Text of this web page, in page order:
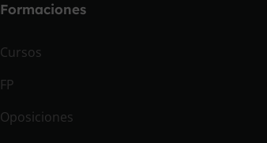
Formaciones
Cursos
FP
Oposiciones